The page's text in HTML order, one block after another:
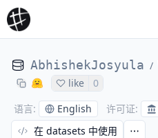
AbhishekJosyula /
like
0
语言: English 许可证:
在 datasets 中使用